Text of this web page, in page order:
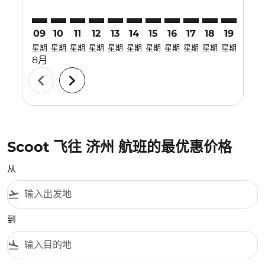
09
星期
8月
10
星期
11
星期
12
星期
13
星期
14
星期
15
星期
16
星期
17
星期
18
星期
19
星期
chevron_left chevron_right
Scoot 飞往 济州 航班的最优惠价格
从
flight_takeoff
到
flight_land